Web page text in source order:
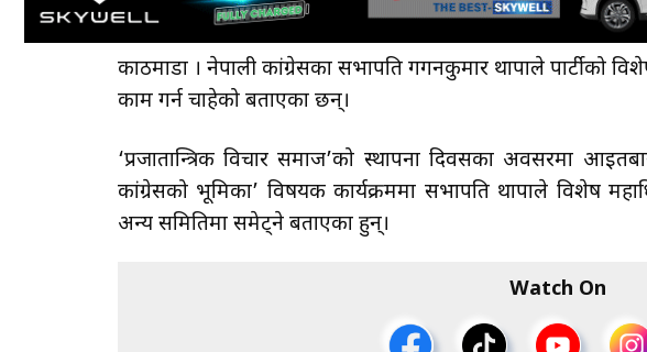
काठमाडौँ । नेपाली कांग्रेसका सभापति गगनकुमार थापाले पार्टीको
काम गर्न चाहेको बताएका छन्।
‘प्रजातान्त्रिक विचार समाज’को स्थापना दिवसका अवसरमा
कांग्रेसको भूमिका’ विषयक कार्यक्रममा सभापति थापाले विशेष
अन्य समितिमा समेट्ने बताएका हुन्।
Watch On